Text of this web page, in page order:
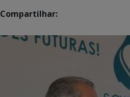
Compartilhar: